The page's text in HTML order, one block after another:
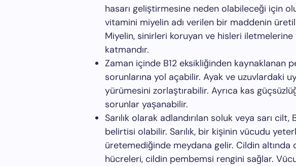
hasarı geliştirmesine neden olabileceği için
vitamini miyelin adı verilen bir maddenin
Miyelin, sinirleri koruyan ve hisleri
katmandır.
Zaman içinde B12 eksikliğinden kaynaklanan
sorunlarına yol açabilir. Ayak ve uzuvlardaki
yürümesini zorlaştırabilir. Ayrıca kas
sorunlar yaşanabilir.
Sarılık olarak adlandırılan soluk veya sarı
belirtisi olabilir. Sarılık, bir kişinin vücudu
üretemediğinde meydana gelir. Cildin altında
hücreleri, cildin pembemsi rengini sağlar.